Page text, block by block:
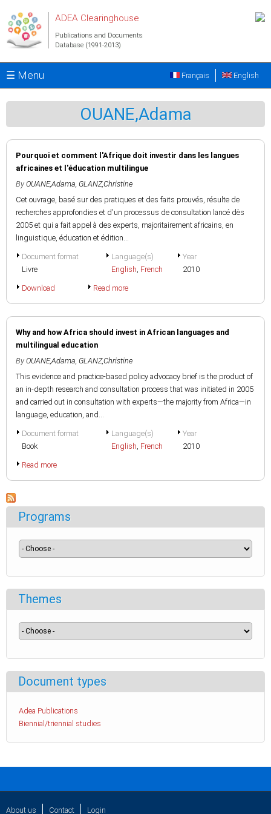
ADEA Clearinghouse
Publications and Documents
Database (1991-2013)
☰ Menu English
Français
OUANE,Adama
Pourquoi et comment l'Afrique doit investir dans les langues
africaines et l'éducation multilingue
By OUANE,Adama, GLANZ,Christine
Cet ouvrage, basé sur des pratiques et des faits prouvés, résulte de
recherches approfondies et d'un processus de consultation lancé dès
2005 et qui a fait appel à des experts, majoritairement africains, en
linguistique, éducation et édition...
Document format
Livre
Language(s)
English, French
Year
2010
Download Read more
Why and how Africa should invest in African languages and
multilingual education
By OUANE,Adama, GLANZ,Christine
This evidence and practice-based policy advocacy brief is the product of
an in-depth research and consultation process that was initiated in 2005
and carried out in consultation with experts—the majority from Africa—in
language, education, and...
Document format
Book
Language(s)
English, French
Year
2010
Read more
Programs
Themes
Document types
Adea Publications
Biennial/triennial studies
About us Contact Login